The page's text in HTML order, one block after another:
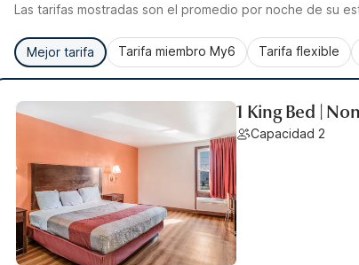
Las tarifas mostradas son el promedio por noche de su
Mejor tarifa Tarifa miembro My6 Tarifa flexible
1 King Bed |
Capacidad 2